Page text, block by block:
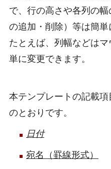
で、行の高さや各列の
の追加・削除）等は簡単
たとえば、列幅などは
単に変更できます。
本テンプレートの記載
のとおりです。
日付
宛名（罫線形式）